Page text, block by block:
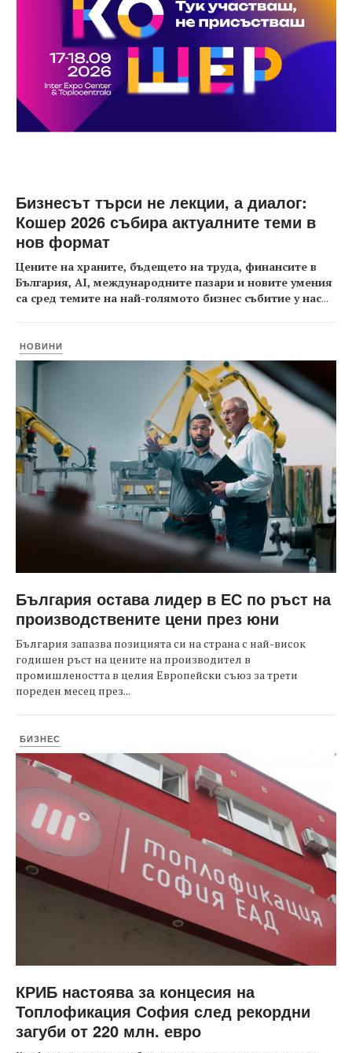
Бизнесът търси не лекции, а диалог:
Кошер 2026 събира актуалните теми в
нов формат
Цените на храните, бъдещето на труда, финансите в
България, AI, международните пазари и новите умения
са сред темите на най-голямото бизнес събитие у нас...
НОВИНИ
България остава лидер в ЕС по ръст на
производствените цени през юни
България запазва позицията си на страна с най-висок
годишен ръст на цените на производител в
промишлеността в целия Европейски съюз за трети
пореден месец през...
БИЗНЕС
КРИБ настоява за концесия на
Топлофикация София след рекордни
загуби от 220 млн. евро